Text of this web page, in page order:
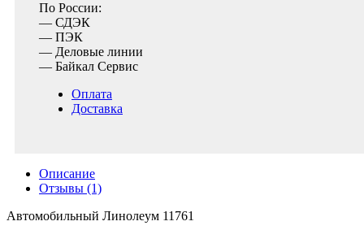
По России:
— СДЭК
— ПЭК
— Деловые линии
— Байкал Сервис
Оплата
Доставка
Описание
Отзывы (1)
Автомобильный Линолеум 11761